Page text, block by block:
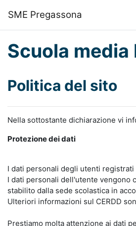
SME Pregassona
Scuola media
Politica del sito
Nella sottostante dichiarazione vi
Protezione dei dati
I dati personali degli utenti
I dati personali dell'utente vengono
stabilito dalla sede scolastica in
Ulteriori informazioni sul CERDD
Prestiamo molta attenzione ai dati